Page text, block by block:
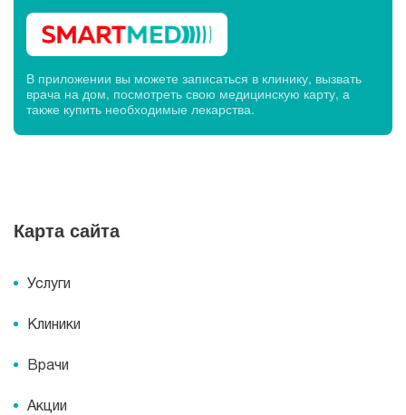
В приложении вы можете записаться в клинику, вызвать
врача на дом, посмотреть свою медицинскую карту, а
также купить необходимые лекарства.
Карта сайта
Услуги
Клиники
Врачи
Акции